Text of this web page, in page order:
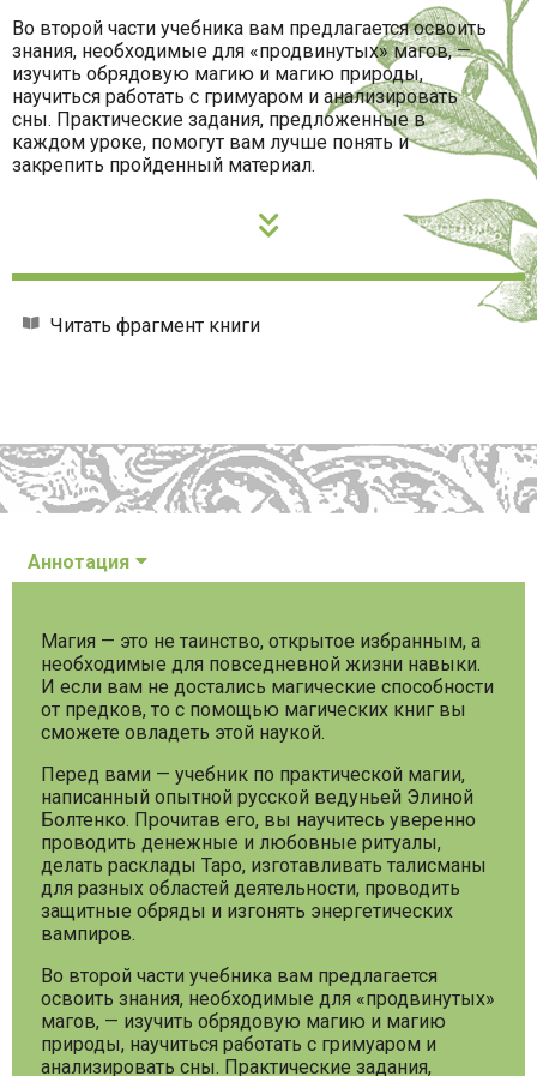
Во второй части учебника вам предлагается освоить
знания, необходимые для «продвинутых» магов, —
изучить обрядовую магию и магию природы,
научиться работать с гримуаром и анализировать
сны. Практические задания, предложенные в
каждом уроке, помогут вам лучше понять и
закрепить пройденный материал.
Читать фрагмент книги
Аннотация
Магия — это не таинство, открытое избранным, а
необходимые для повседневной жизни навыки.
И если вам не достались магические способности
от предков, то с помощью магических книг вы
сможете овладеть этой наукой.
Перед вами — учебник по практической магии,
написанный опытной русской ведуньей Элиной
Болтенко. Прочитав его, вы научитесь уверенно
проводить денежные и любовные ритуалы,
делать расклады Таро, изготавливать талисманы
для разных областей деятельности, проводить
защитные обряды и изгонять энергетических
вампиров.
Во второй части учебника вам предлагается
освоить знания, необходимые для «продвинутых»
магов, — изучить обрядовую магию и магию
природы, научиться работать с гримуаром и
анализировать сны. Практические задания,